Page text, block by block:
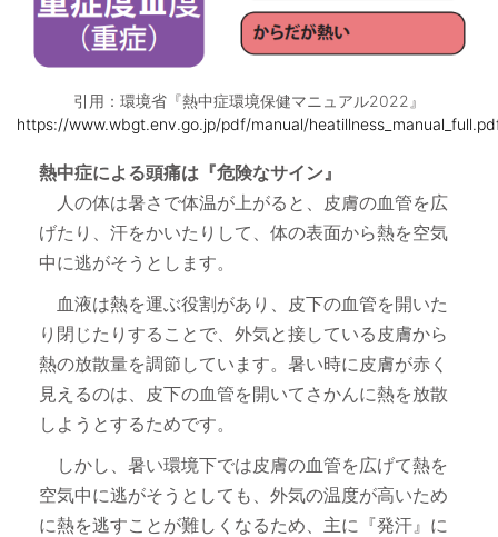
引用：環境省『熱中症環境保健マニュアル2022』
https://www.wbgt.env.go.jp/pdf/manual/
熱中症による頭痛は『危険なサイン』
人の体は暑さで体温が上がると、皮膚の血管を広
げたり、汗をかいたりして、体の表面から熱を空気
中に逃がそうとします。
血液は熱を運ぶ役割があり、皮下の血管を開いた
り閉じたりすることで、外気と接している皮膚から
熱の放散量を調節しています。暑い時に皮膚が赤く
見えるのは、皮下の血管を開いてさかんに熱を放散
しようとするためです。
しかし、暑い環境下では皮膚の血管を広げて熱を
空気中に逃がそうとしても、外気の温度が高いため
に熱を逃すことが難しくなるため、主に『発汗』に